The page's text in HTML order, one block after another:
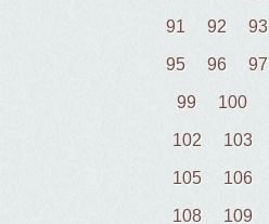
91 92 93
95 96 97
99 100
102 103
105 106
108 109